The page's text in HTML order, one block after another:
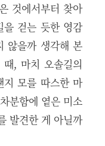
것에서부터 찾아
걷는 듯한 영감
않을까 생각해 본
, 마치 오솔길의
모를 따스한 마
분함에 옅은 미소
발견한 게 아닐까